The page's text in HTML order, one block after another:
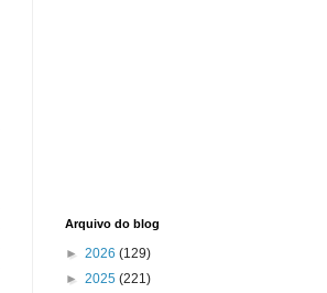
Arquivo do blog
► 2026 (129)
► 2025 (221)